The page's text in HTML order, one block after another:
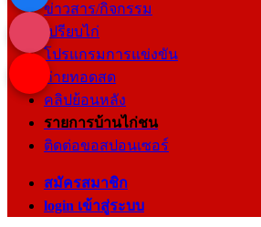
ข่าวสาร/กิจกรรม
เปรียบไก่
โปรแกรมการแข่งขัน
ถ่ายทอดสด
คลิปย้อนหลัง
รายการบ้านไก่ชน
ติดต่อขอสปอนเซอร์
สมัครสมาชิก
login เข้าสู่ระบบ